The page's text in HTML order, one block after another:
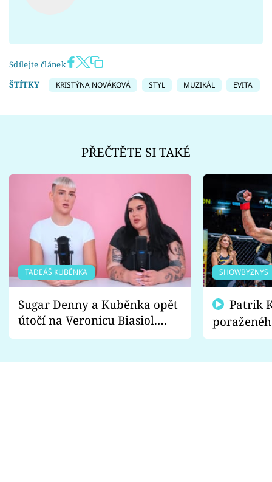
Sdílejte článek
ŠTÍTKY
KRISTÝNA NOVÁKOVÁ STYL MUZIKÁL EVITA
PŘEČTĚTE SI TAKÉ
TADEÁŠ KUBĚNKA
Sugar Denny a Kuběnka opět
útočí na Veronicu Biasiol.
Proč je podle nich falešná a
SHOWBYZNYS
fanoušci